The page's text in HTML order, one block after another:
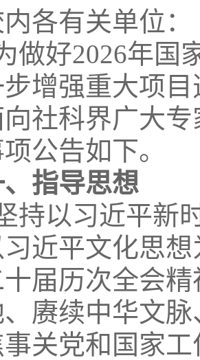
各有关单位：
做好2026年国
增强重大项
向社科界广大
公告如下。
指导思想
持以习近平新
习近平文化思
届历次全会
赓续中华文
关党和国家